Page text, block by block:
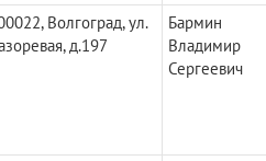
Волгоград, ул.
д.197
Бармин
Владимир
Сергеевич